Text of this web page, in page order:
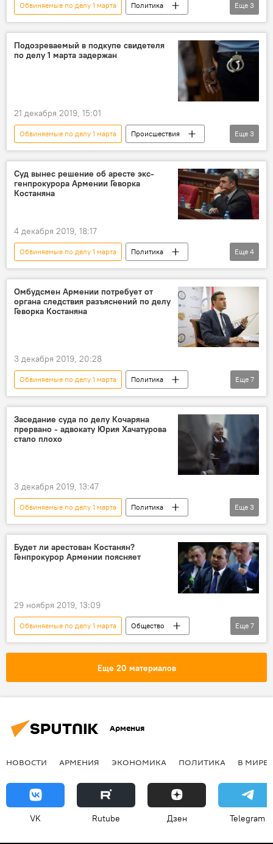
Обвиняемые по делу 1 марта
Политика
Армения
Армен Геворкян суд
Еще 3
Подозреваемый в подкупе свидетеля
по делу 1 марта задержан
21 декабря 2019, 15:01
Обвиняемые по делу 1 марта
Происшествия
Армения
дело 1 марта
Еще 3
Суд вынес решение об аресте экс-
генпрокурора Армении Геворка
Костаняна
4 декабря 2019, 18:17
Обвиняемые по делу 1 марта
Политика
Армения
Геворк Костанян
суд
арест
Еще 4
Омбудсмен Армении потребует от
органа следствия разъяснений по делу
Геворка Костаняна
3 декабря 2019, 20:28
Обвиняемые по делу 1 марта
Политика
Армения
Общество
омбудсмен
Арман Татоян
Геворк Костанян
Новости Армения
следствие
Еще 7
Заседание суда по делу Кочаряна
прервано - адвокату Юрия Хачатурова
стало плохо
3 декабря 2019, 13:47
Обвиняемые по делу 1 марта
Политика
Армения
Роберт Кочарян
Юрий Хачатуров
Еще 3
Будет ли арестован Костанян?
Генпрокурор Армении поясняет
29 ноября 2019, 13:09
Обвиняемые по делу 1 марта
Общество
Армения
Политика
Артур Давтян
Новости Армения
арест
Еще 7
Еще 20 материалов
Армения
НОВОСТИ АРМЕНИЯ ЭКОНОМИКА ПОЛИТИКА В МИРЕ
VK Rutube Дзен Telegram